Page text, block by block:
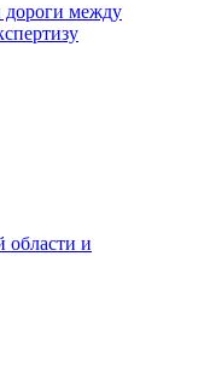
дороги между
области и